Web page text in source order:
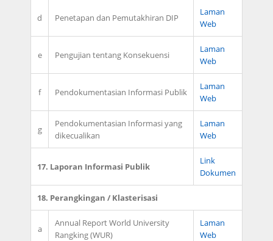
d Penetapan dan Pemutakhiran DIP
Laman
Web
e Pengujian tentang Konsekuensi
Laman
Web
f Pendokumentasian Informasi Publik
Laman
Web
g
Pendokumentasian Informasi yang
dikecualikan
Laman
Web
17. Laporan Informasi Publik
Link
Dokumen
18. Perangkingan / Klasterisasi
a
Annual Report World University
Rangking (WUR)
Laman
Web